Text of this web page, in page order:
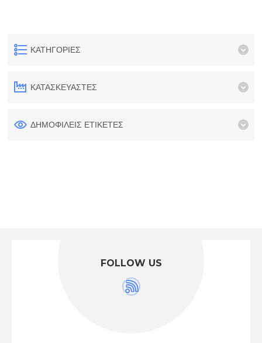
ΚΑΤΗΓΟΡΊΕΣ
ΚΑΤΑΣΚΕΥΑΣΤΈΣ
ΔΗΜΟΦΙΛΕΙΣ ΕΤΙΚΕΤΕΣ
FOLLOW US